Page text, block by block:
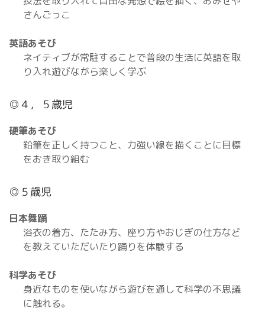
さんごっこ
英語あそび
ネイティブが常駐することで普段の生活に英語を取
り入れ遊びながら楽しく学ぶ
◎４，５歳児
硬筆あそび
鉛筆を正しく持つこと、力強い線を描くことに目標
をおき取り組む
◎５歳児
日本舞踊
浴衣の着方、たたみ方、座り方やおじぎの仕方など
を教えていただいたり踊りを体験する
科学あそび
身近なものを使いながら遊びを通して科学の不思議
に触れる。